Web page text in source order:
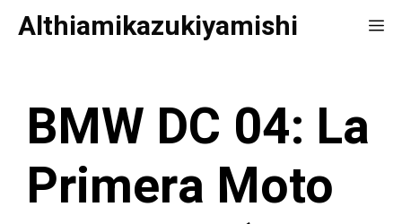
Saltar
Althiamikazukiyamishi
BMW DC 04: La
Primera Moto